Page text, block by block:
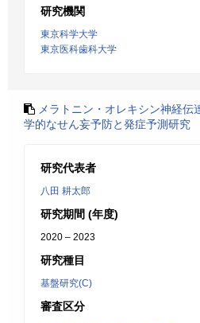
研究機関
東京科学大学
東京医科歯科大学
メラトニン・オレキシン神経伝
学的なせん妄予防と発症予測研究
研究代表者
八田 耕太郎
研究期間 (年度)
2020 – 2023
研究種目
基盤研究(C)
審査区分